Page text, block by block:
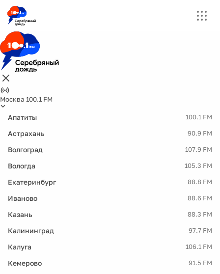
Москва 100.1 FM
Апатиты 100.1 FM
Астрахань 90.9 FM
Волгоград 107.9 FM
Вологда 105.3 FM
Екатеринбург 88.8 FM
Иваново 88.6 FM
Казань 88.3 FM
Калининград 97.7 FM
Калуга 106.1 FM
Кемерово 91.5 FM